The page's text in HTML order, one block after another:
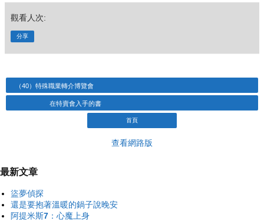
觀看人次:
分享
（40）特殊職業轉介博覽會
在特賣會入手的書
首頁
查看網路版
最新文章
盜夢偵探
還是要抱著溫暖的鍋子說晚安
阿提米斯7：心魔上身